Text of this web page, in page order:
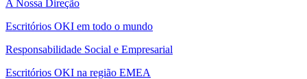
A Nossa Direção
Escritórios OKI em todo o mundo
Responsabilidade Social e Empresarial
Escritórios OKI na região EMEA